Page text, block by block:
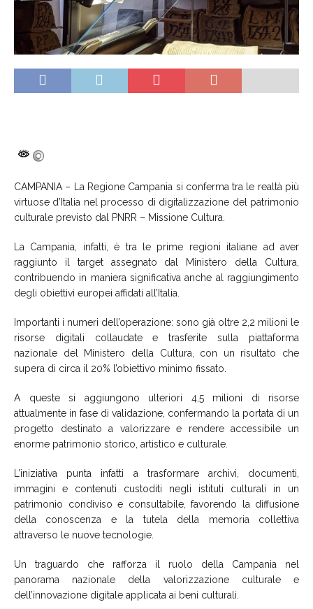
CAMPANIA – La Regione Campania si conferma tra le realtà più
virtuose d’Italia nel processo di digitalizzazione del patrimonio
culturale previsto dal PNRR – Missione Cultura.
La Campania, infatti, è tra le prime regioni italiane ad aver
raggiunto il target assegnato dal Ministero della Cultura,
contribuendo in maniera significativa anche al raggiungimento
degli obiettivi europei affidati all’Italia.
Importanti i numeri dell’operazione: sono già oltre 2,2 milioni le
risorse digitali collaudate e trasferite sulla piattaforma
nazionale del Ministero della Cultura, con un risultato che
supera di circa il 20% l’obiettivo minimo fissato.
A queste si aggiungono ulteriori 4,5 milioni di risorse
attualmente in fase di validazione, confermando la portata di un
progetto destinato a valorizzare e rendere accessibile un
enorme patrimonio storico, artistico e culturale.
L’iniziativa punta infatti a trasformare archivi, documenti,
immagini e contenuti custoditi negli istituti culturali in un
patrimonio condiviso e consultabile, favorendo la diffusione
della conoscenza e la tutela della memoria collettiva
attraverso le nuove tecnologie.
Un traguardo che rafforza il ruolo della Campania nel
panorama nazionale della valorizzazione culturale e
dell’innovazione digitale applicata ai beni culturali.